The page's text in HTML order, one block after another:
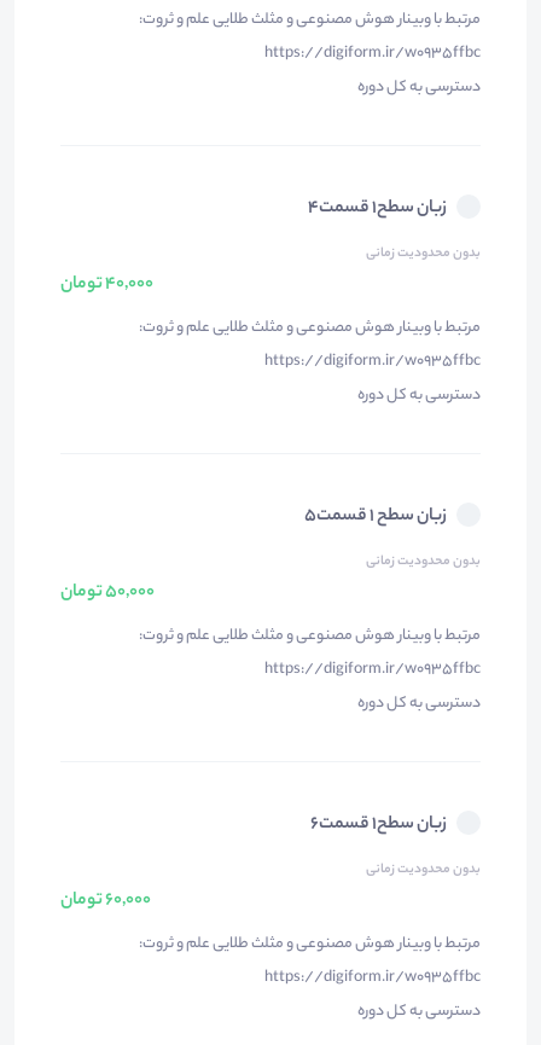
مرتبط با وبینار هوش مصنوعی و مثلث طلایی علم و ثروت:
https://digiform.ir/w0935ffbc
دسترسی به کل دوره
زبان سطح۱ قسمت۴
بدون محدودیت زمانی
40,000 تومان
مرتبط با وبینار هوش مصنوعی و مثلث طلایی علم و ثروت:
https://digiform.ir/w0935ffbc
دسترسی به کل دوره
زبان سطح ۱ قسمت۵
بدون محدودیت زمانی
50,000 تومان
مرتبط با وبینار هوش مصنوعی و مثلث طلایی علم و ثروت:
https://digiform.ir/w0935ffbc
دسترسی به کل دوره
زبان سطح۱ قسمت۶
بدون محدودیت زمانی
60,000 تومان
مرتبط با وبینار هوش مصنوعی و مثلث طلایی علم و ثروت:
https://digiform.ir/w0935ffbc
دسترسی به کل دوره